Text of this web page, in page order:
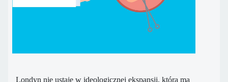
Londyn nie ustaje w ideologicznej ekspansji, która ma